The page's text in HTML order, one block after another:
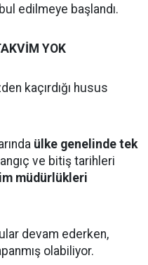
edilmeye başlandı.
YOK
kaçırdığı husus
ülke genelinde tek
ve bitiş tarihleri
müdürlükleri
devam ederken,
olabiliyor.